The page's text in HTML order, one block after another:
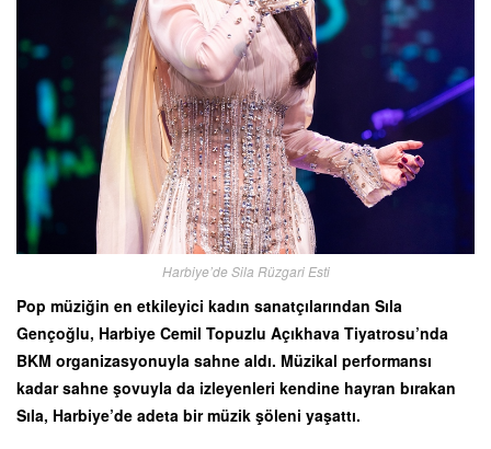
Harbiye’de Sila Rüzgari Esti
Pop müziğin en etkileyici kadın sanatçılarından Sıla
Gençoğlu, Harbiye Cemil Topuzlu Açıkhava Tiyatrosu’nda
BKM organizasyonuyla sahne aldı. Müzikal performansı
kadar sahne şovuyla da izleyenleri kendine hayran bırakan
Sıla, Harbiye’de adeta bir müzik şöleni yaşattı.